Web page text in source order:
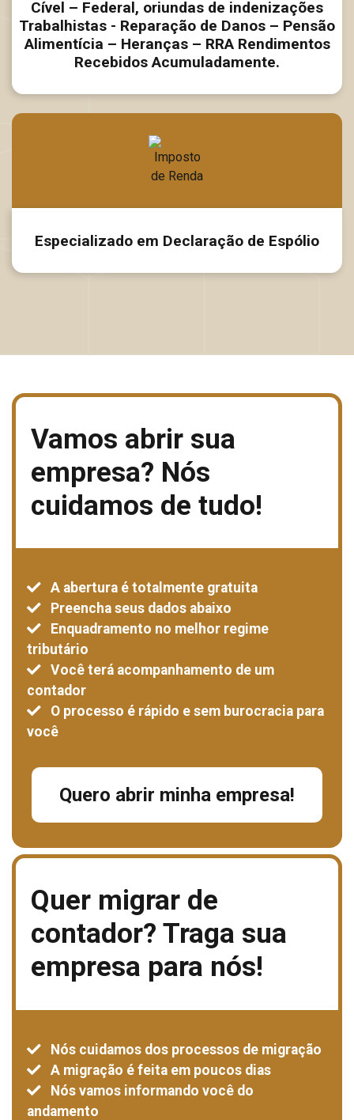
Cível – Federal, oriundas de indenizações
Trabalhistas - Reparação de Danos – Pensão
Alimentícia – Heranças – RRA Rendimentos
Recebidos Acumuladamente.
Especializado em Declaração de Espólio
Vamos abrir sua
empresa? Nós
cuidamos de tudo!
A abertura é totalmente gratuita
Preencha seus dados abaixo
Enquadramento no melhor regime
tributário
Você terá acompanhamento de um
contador
O processo é rápido e sem burocracia para
você
Quero abrir minha empresa!
Quer migrar de
contador? Traga sua
empresa para nós!
Nós cuidamos dos processos de migração
A migração é feita em poucos dias
Nós vamos informando você do
andamento